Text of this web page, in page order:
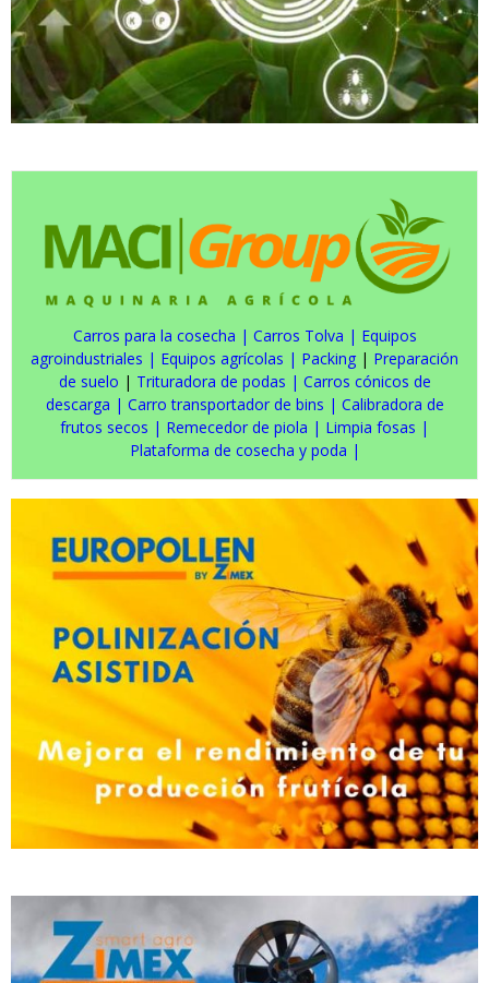
Carros para la cosecha | Carros Tolva | Equipos
agroindustriales | Equipos agrícolas | Packing | Preparación
de suelo | Trituradora de podas | Carros cónicos de
descarga | Carro transportador de bins | Calibradora de
frutos secos | Remecedor de piola | Limpia fosas |
Plataforma de cosecha y poda |